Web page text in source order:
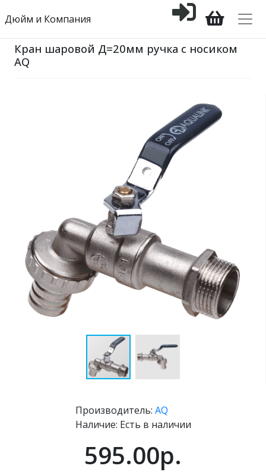
Дюйм и Компания
Кран шаровой Д=20мм ручка с носиком
AQ
Производитель: AQ
Наличие: Есть в наличии
595.00р.